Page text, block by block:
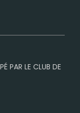
PAR LE CLUB DE